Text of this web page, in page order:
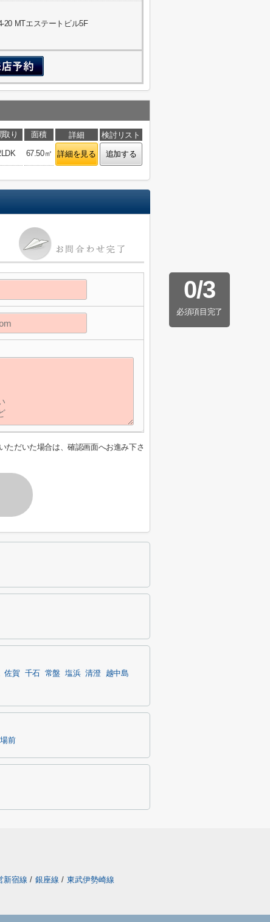
20 MTエステートビル5F
取り 面積 詳細
検討リスト
67.50㎡ 詳細を見る 追加する
0/3
必須項目完了
ただいた場合は、確認画面へお進み下さ
佐賀 千石 常盤 塩浜 清澄
越中島
前
新宿線 / 銀座線 / 東武伊勢崎線